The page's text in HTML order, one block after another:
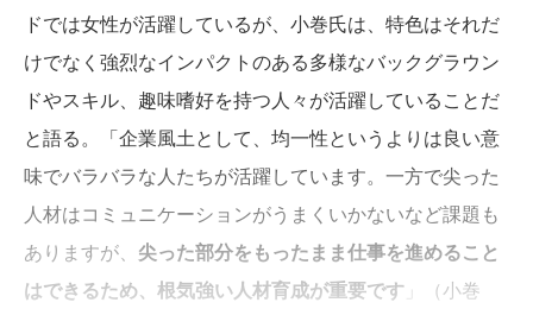
ドでは女性が活躍しているが、小巻氏は、特色はそれだ
けでなく強烈なインパクトのある多様なバックグラウン
ドやスキル、趣味嗜好を持つ人々が活躍していることだ
と語る。「企業風土として、均一性というよりは良い意
味でバラバラな人たちが活躍しています。一方で尖った
人材はコミュニケーションがうまくいかないなど課題も
ありますが、 尖った部分をもったまま仕事を進めること
はできるため、根気強い人材育成が重要です 」（小巻